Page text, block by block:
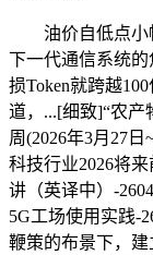
油价自低点小幅
下一代通信系统
损Token就跨越
道，...[细致]“农产
周(2026年3月27
科技行业2026将
讲（英译中）-
5G工场使用实践-
鞭策的布景下，